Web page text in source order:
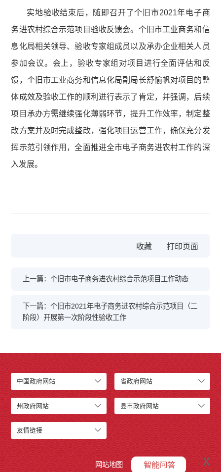
实地验收结束后，随即召开了个旧市2021年电子商
务进农村综合示范项目验收反馈会。个旧市工业商务和信
息化局相关领导、验收专家组成员以及承办企业相关人员
参加会议。会上，验收专家组对项目进行全面评估和反
馈，个旧市工业商务和信息化局副局长舒愉帆对项目的整
体成效及验收工作的顺利进行表示了肯定，并强调，后续
项目承办方需继续强化薄弱环节，提升工作效率，制定整
改方案并及时完成整改，强化项目运营工作，确保充分发
挥示范引领作用，全面推进全市电子商务进农村工作的深
入发展。
收藏
上一篇：个旧市电子商务进农村综合示范项目工作动态
下一篇：个旧市2021年电子商务进农村综合示范项目（二
阶段）开展第一次阶段性验收工作
中国政府网站 省政府网站
州政府网站 县市政府网站
友情链接
网站地图 x